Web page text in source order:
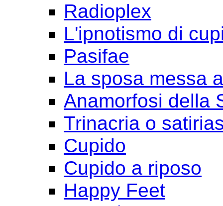
Radioplex
L'ipnotismo di
Pasifae
La sposa messa
Anamorfosi della
Trinacria o
Cupido
Cupido a riposo
Happy Feet